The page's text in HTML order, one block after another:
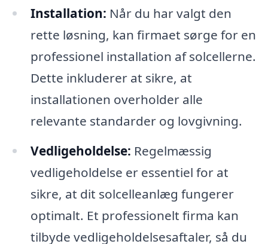
Installation: Når du har valgt den
rette løsning, kan firmaet sørge for en
professionel installation af solcellerne.
Dette inkluderer at sikre, at
installationen overholder alle
relevante standarder og lovgivning.
Vedligeholdelse: Regelmæssig
vedligeholdelse er essentiel for at
sikre, at dit solcelleanlæg fungerer
optimalt. Et professionelt firma kan
tilbyde vedligeholdelsesaftaler, så du